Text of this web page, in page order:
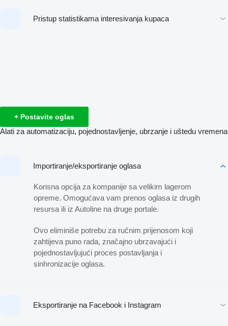
Pristup statistikama interesivanja kupaca
+ Postavite oglas
Alati za automatizaciju, pojednostavljenje, ubrzanje i uštedu vremena
Importiranje/eksportiranje oglasa
Korisna opcija za kompanije sa velikim lagerom
opreme. Omogućava vam prenos oglasa iz drugih
resursa ili iz Autoline na druge portale.
Ovo eliminiše potrebu za ručnim prijenosom koji
zahtijeva puno rada, značajno ubrzavajući i
pojednostavljujući proces postavljanja i
sinhronizacije oglasa.
Eksportiranje na Facebook i Instagram